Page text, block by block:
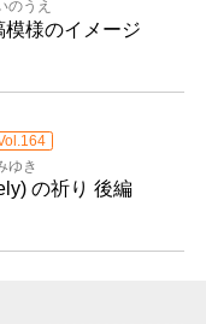
のうえ
様のイメージ
ゆき
の祈り 後編